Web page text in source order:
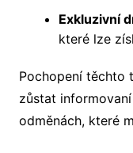
Exkluzivní
které lze
Pochopení těchto
zůstat
odměnách, které